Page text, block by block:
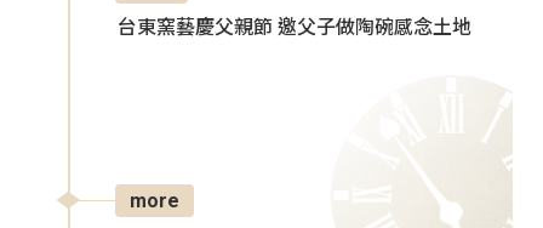
台東窯藝慶父親節 邀父子做陶碗感念土地
more